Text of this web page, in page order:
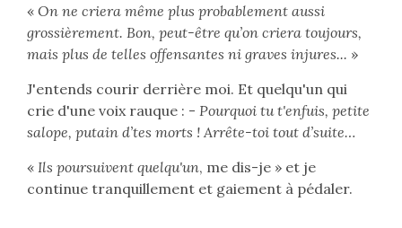
« On ne criera même plus probablement aussi
grossièrement. Bon, peut-être qu’on criera toujours,
mais plus de telles offensantes ni graves injures... »
J'entends courir derrière moi. Et quelqu'un qui
crie d'une voix rauque : - Pourquoi tu t'enfuis, petite
salope, putain d’tes morts ! Arrête-toi tout d’suite…
« Ils poursuivent quelqu'un, me dis-je » et je
continue tranquillement et gaiement à pédaler.